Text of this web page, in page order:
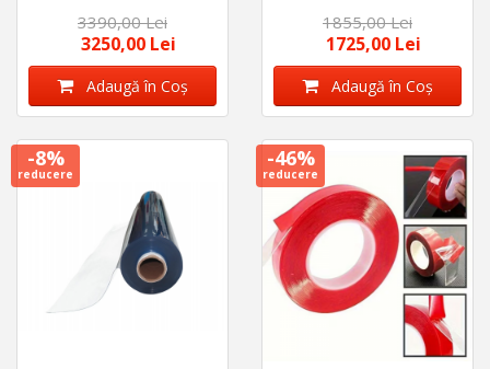
grosime rola, închidere
terase
3390,00 Lei
3250,00 Lei
Adaugă în Coş
grosime rola, închidere
terase
1855,00 Lei
1725,00 Lei
Adaugă în Coş
-8%
reducere
-46%
reducere